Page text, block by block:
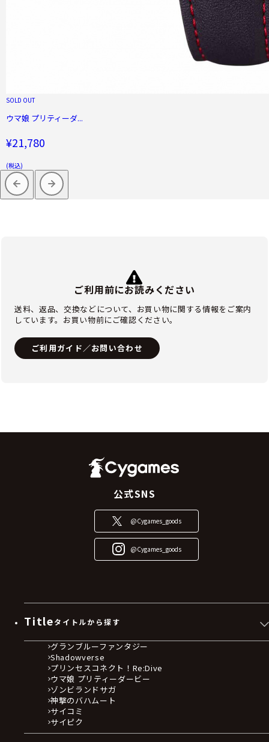
SOLD OUT
ウマ娘 プリティーダ...
¥21,780
(税込)
ご利用前にお読みください
送料、返品、交換などについて、お買い物に関する情報をご案内
しています。お買い物前にご確認ください。
ご利用ガイド／お問い合わせ
公式SNS
@Cygames_goods
@Cygames_goods
Titleタイトルから探す
グランブルーファンタジー
Shadowverse
プリンセスコネクト！Re:Dive
ウマ娘 プリティーダービー
ゾンビランドサガ
神撃のバハムート
サイコミ
サイピク